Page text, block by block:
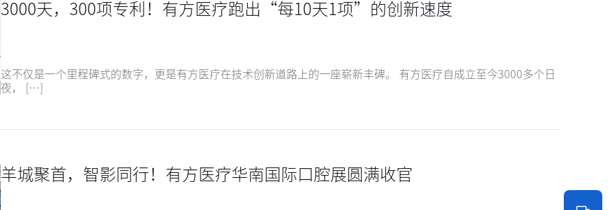
3000天，300项专利！有方医疗跑出“每10天1项”的创新速度
这不仅是一个里程碑式的数字，更是有方医疗在技术创新道路上的一座崭新丰碑。 有方医疗自成立至今3000多个日
夜， […]
羊城聚首，智影同行！有方医疗华南国际口腔展圆满收官